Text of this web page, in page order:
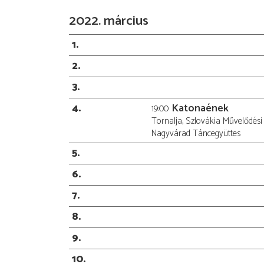
2022. március
1
2
3
4
19:00 Katonaének
Tornalja, Szlovákia
Nagyvárad Táncegyüttes
5
6
7
8
9
10